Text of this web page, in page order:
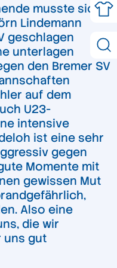
musste sich
Lindemann
geschlagen
unterlagen
den Bremer SV
auf dem
U23-
intensive
ist eine sehr
gegen
Momente mit
gewissen Mut
Also eine
die wir
uns gut